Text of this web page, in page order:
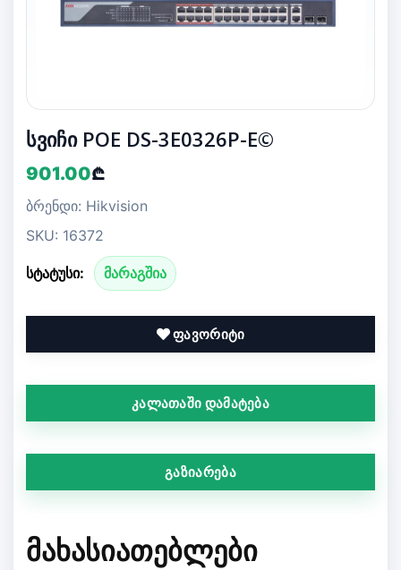
სვიჩი POE DS-3E0326P-E©
901.00₾
ბრენდი: Hikvision
SKU: 16372
სტატუსი: მარაგშია
ფავორიტი
კალათაში დამატება
გაზიარება
ᲛᲐᲮᲐᲡᲘᲐᲗᲔᲑᲚᲔᲑᲘ